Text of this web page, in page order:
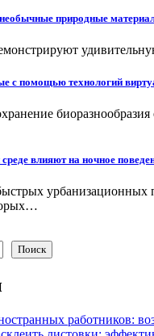
природные
с помощью технологий
влияют на ночное
урбанизационных
Поиск
работников: